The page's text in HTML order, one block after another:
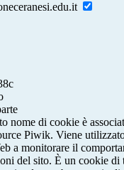
nome di cookie è
Piwik. Viene
a monitorare il
del sito. È un cookie